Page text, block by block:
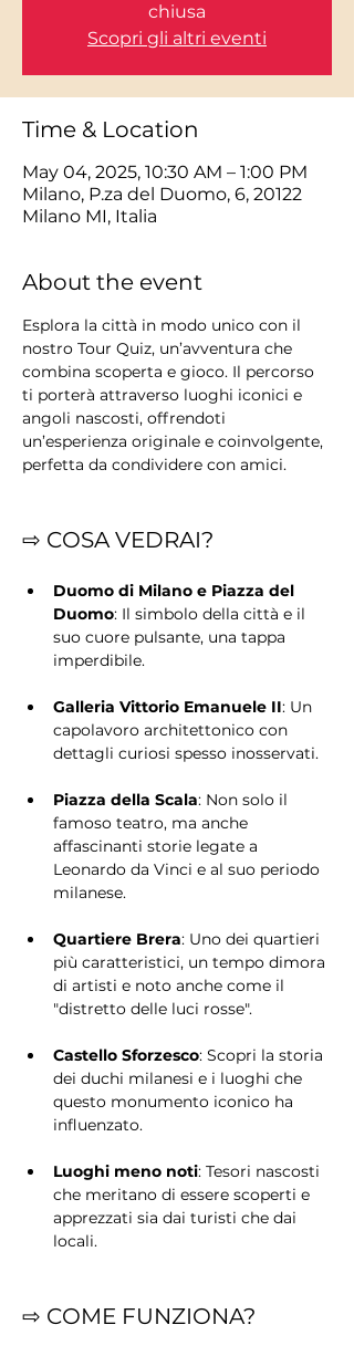
chiusa
Scopri gli altri eventi
Time & Location
May 04, 2025, 10:30 AM – 1:00 PM
Milano, P.za del Duomo, 6, 20122
Milano MI, Italia
About the event
Esplora la città in modo unico con il
nostro Tour Quiz, un’avventura che
combina scoperta e gioco. Il percorso
ti porterà attraverso luoghi iconici e
angoli nascosti, offrendoti
un’esperienza originale e coinvolgente,
perfetta da condividere con amici.
⇨ COSA VEDRAI?
Duomo di Milano e Piazza del
Duomo: Il simbolo della città e il
suo cuore pulsante, una tappa
imperdibile.
Galleria Vittorio Emanuele II: Un
capolavoro architettonico con
dettagli curiosi spesso inosservati.
Piazza della Scala: Non solo il
famoso teatro, ma anche
affascinanti storie legate a
Leonardo da Vinci e al suo periodo
milanese.
Quartiere Brera: Uno dei quartieri
più caratteristici, un tempo dimora
di artisti e noto anche come il
"distretto delle luci rosse".
Castello Sforzesco: Scopri la storia
dei duchi milanesi e i luoghi che
questo monumento iconico ha
influenzato.
Luoghi meno noti: Tesori nascosti
che meritano di essere scoperti e
apprezzati sia dai turisti che dai
locali.
⇨ COME FUNZIONA?